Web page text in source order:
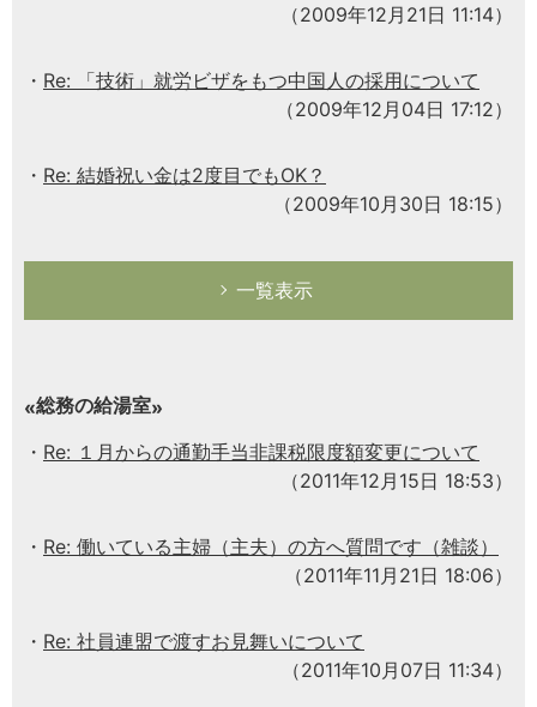
（2009年12月21日 11:14）
Re: 「技術」就労ビザをもつ中国人の採用について
（2009年12月04日 17:12）
Re: 結婚祝い金は2度目でもOK？
（2009年10月30日 18:15）
一覧表示
総務の給湯室
Re: １月からの通勤手当非課税限度額変更について
（2011年12月15日 18:53）
Re: 働いている主婦（主夫）の方へ質問です（雑談）
（2011年11月21日 18:06）
Re: 社員連盟で渡すお見舞いについて
（2011年10月07日 11:34）